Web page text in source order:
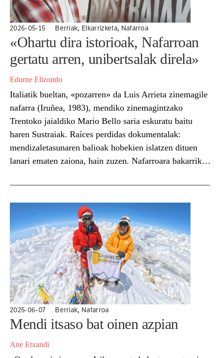
2026-05-15 Berriak, Elkarrizketa, Nafarroa
«Ohartu dira istorioak, Nafarroan
gertatu arren, unibertsalak direla»
Edurne Elizondo
Italiatik bueltan, «pozarren» da Luis Arrieta zinemagile
nafarra (Iruñea, 1983), mendiko zinemagintzako
Trentoko jaialdiko Mario Bello saria eskuratu baitu
haren Sustraiak. Raíces perdidas dokumentalak:
mendizaletasunaren balioak hobekien islatzen dituen
lanari ematen zaiona, hain zuzen. Nafarroara bakarrik
du Arrietak, eta nabarmendu eskalada izan dela gazteok
sare bat ehuntzen hasteko tresna nagusia....
2025-06-07 Berriak, Nafarroa
Mendi itsaso bat oinen azpian
Ane Etxandi